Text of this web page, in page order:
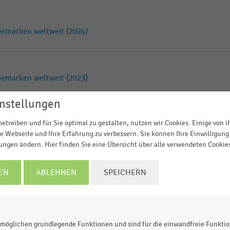
weltweit (2024)
weltweit (2023)
weltweit (2022)
weltweit (2021)
weltweit (2020)
und für Sie optimal zu gestalten, nutzen wir Cookies. Einige von
Webseite und Ihre Erfahrung zu verbessern. Sie können Ihre
ändern. Hier finden Sie eine Übersicht über alle verwendeten
ABLEHNEN SPEICHERN
grundlegende Funktionen und sind für die einwandfreie